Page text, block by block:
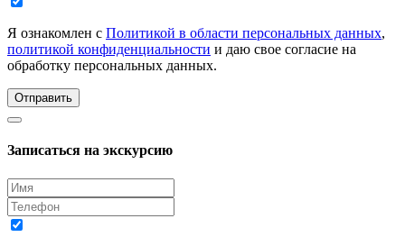
Я ознакомлен с Политикой в области персональных данных,
политикой конфиденциальности и даю свое согласие на
обработку персональных данных.
Отправить
Записаться на экскурсию